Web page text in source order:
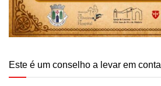
Este é um conselho a levar em conta